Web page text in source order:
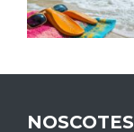
NOSCOTES